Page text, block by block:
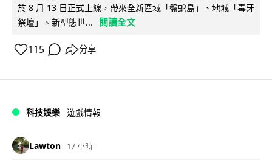
於 8 月 13 日正式上線，帶來全新區域「盤蛇島」、地城「毒牙
祭壇」、新型態世...
閱讀全文
115 分享
科技娛樂 遊戲情報
Lawton 17 小時